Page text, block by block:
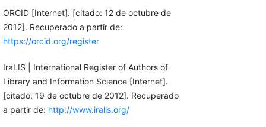
ORCID [Internet]. [citado: 12 de octubre de
2012]. Recuperado a partir de:
https://orcid.org/register
IraLIS | International Register of Authors of
Library and Information Science [Internet].
[citado: 19 de octubre de 2012]. Recuperado
a partir de: http://www.iralis.org/